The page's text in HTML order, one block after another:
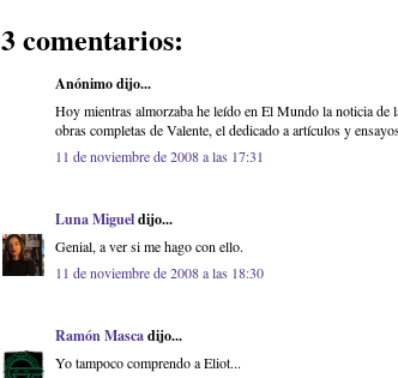
3 comentarios:
Anónimo dijo...
Hoy mientras almorzaba he leído en El Mundo la noticia
obras completas de Valente, el dedicado a artículos y
11 de noviembre de 2008 a las 17:31
Luna Migueldijo...
Genial, a ver si me hago con ello.
11 de noviembre de 2008 a las 18:30
Ramón Mascadijo...
Yo tampoco comprendo a Eliot...